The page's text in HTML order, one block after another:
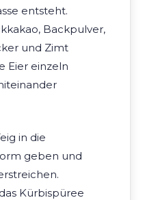
entsteht.
Backpulver,
und Zimt
Eier einzeln
in die
geben und
Kürbispüree